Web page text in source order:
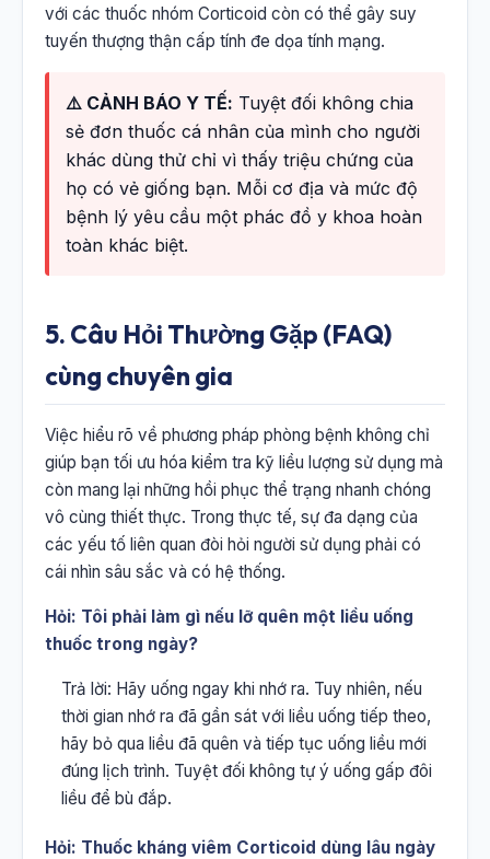
với các thuốc nhóm Corticoid còn có thể gây suy
tuyến thượng thận cấp tính đe dọa tính mạng.
⚠️ CẢNH BÁO Y TẾ: Tuyệt đối không chia
sẻ đơn thuốc cá nhân của mình cho người
khác dùng thử chỉ vì thấy triệu chứng của
họ có vẻ giống bạn. Mỗi cơ địa và mức độ
bệnh lý yêu cầu một phác đồ y khoa hoàn
toàn khác biệt.
5. Câu Hỏi Thường Gặp (FAQ)
cùng chuyên gia
Việc hiểu rõ về phương pháp phòng bệnh không chỉ
giúp bạn tối ưu hóa kiểm tra kỹ liều lượng sử dụng mà
còn mang lại những hồi phục thể trạng nhanh chóng
vô cùng thiết thực. Trong thực tế, sự đa dạng của
các yếu tố liên quan đòi hỏi người sử dụng phải có
cái nhìn sâu sắc và có hệ thống.
Hỏi: Tôi phải làm gì nếu lỡ quên một liều uống
thuốc trong ngày?
Trả lời: Hãy uống ngay khi nhớ ra. Tuy nhiên, nếu
thời gian nhớ ra đã gần sát với liều uống tiếp theo,
hãy bỏ qua liều đã quên và tiếp tục uống liều mới
đúng lịch trình. Tuyệt đối không tự ý uống gấp đôi
liều để bù đắp.
Hỏi: Thuốc kháng viêm Corticoid dùng lâu ngày